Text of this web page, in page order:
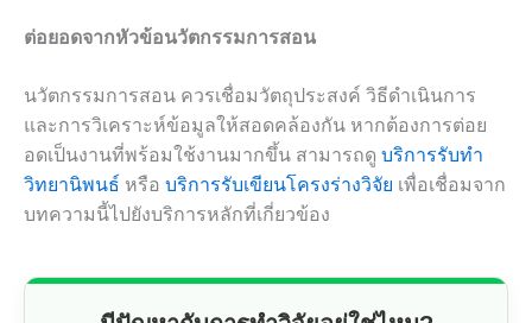
ต่อยอดจากหัวข้อนวัตกรรมการสอน
นวัตกรรมการสอน ควรเชื่อมวัตถุประสงค์ วิธีดำเนินการ
และการวิเคราะห์ข้อมูลให้สอดคล้องกัน หากต้องการต่อย
อดเป็นงานที่พร้อมใช้งานมากขึ้น สามารถดู บริการรับทำ
วิทยานิพนธ์ หรือ บริการรับเขียนโครงร่างวิจัย เพื่อเชื่อมจาก
บทความนี้ไปยังบริการหลักที่เกี่ยวข้อง